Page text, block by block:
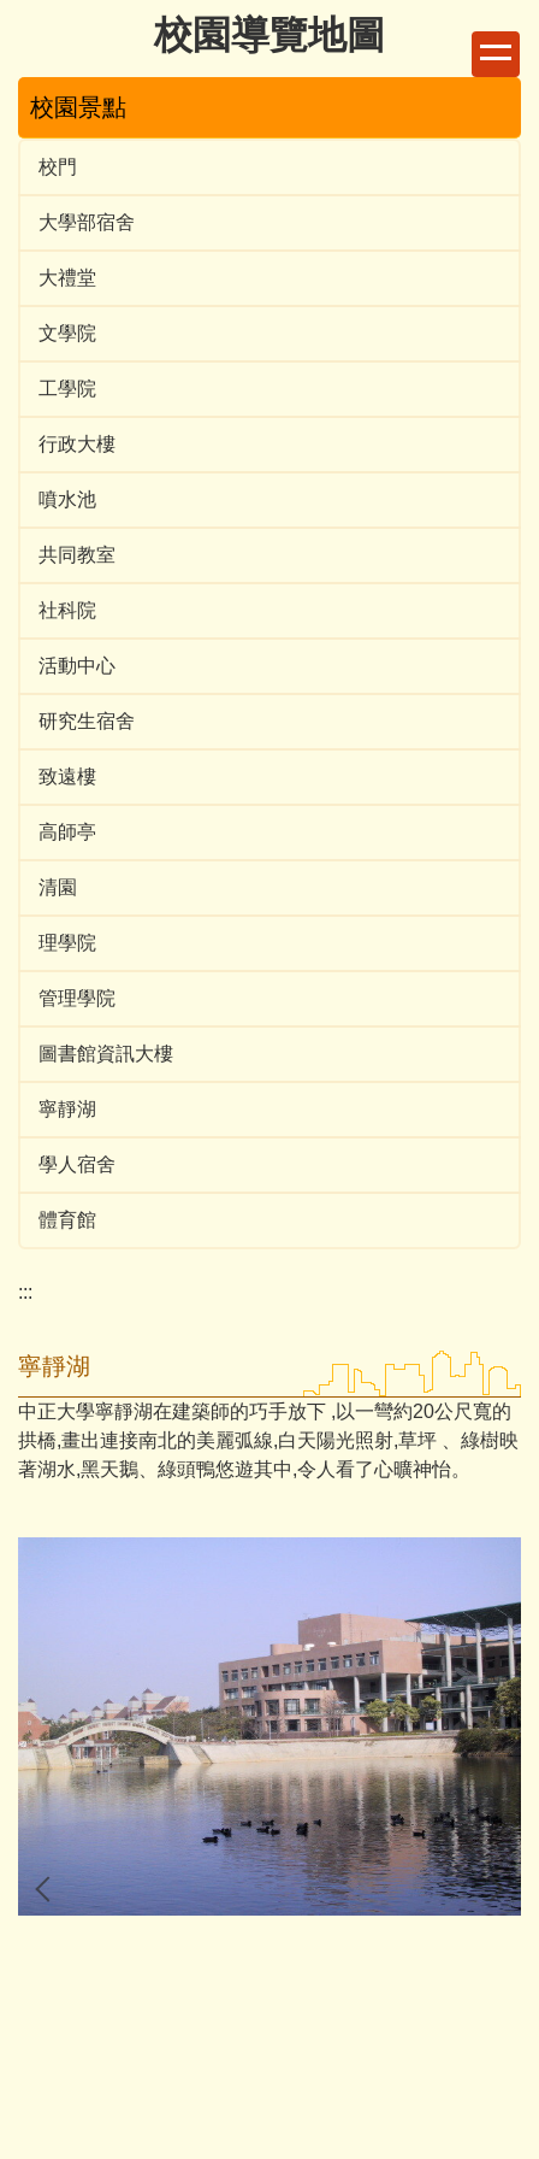
主
內
區
校園導覽地圖
校園景點
校門
大學部宿舍
大禮堂
文學院
工學院
行政大樓
噴水池
共同教室
社科院
活動中心
研究生宿舍
致遠樓
高師亭
清園
理學院
管理學院
圖書館資訊大樓
寧靜湖
學人宿舍
體育館
:::
寧靜湖
中正大學寧靜湖在建築師的巧手放下 ,以一彎約20公尺寬的
拱橋,畫出連接南北的美麗弧線,白天陽光照射,草坪 、綠樹映
著湖水,黑天鵝、綠頭鴨悠遊其中,令人看了心曠神怡。